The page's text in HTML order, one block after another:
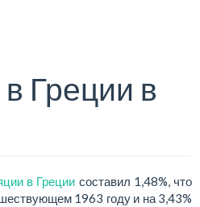
Греции в
в Греции составил 1,48%, что
1963 году и на 3,43%